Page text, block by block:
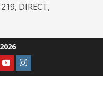
DIRECT,
YoutubeInstagram